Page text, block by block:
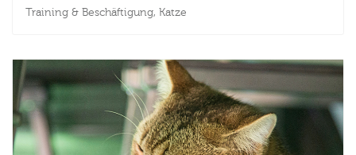
Training & Beschäftigung, Katze